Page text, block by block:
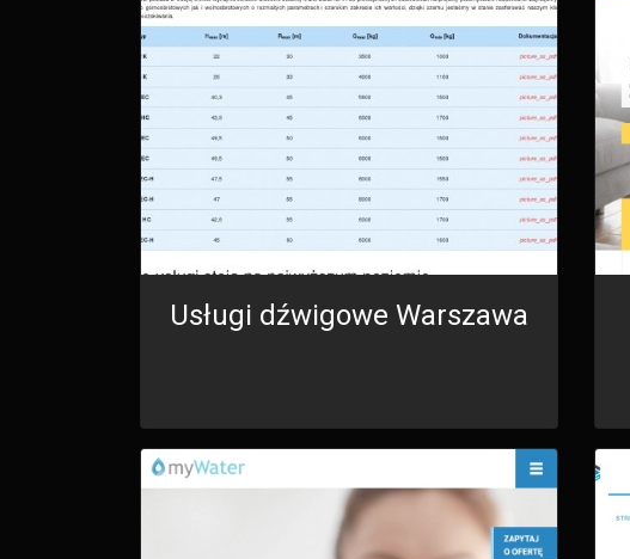
Usługi dźwigowe Warszawa